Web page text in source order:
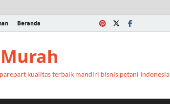
Beranda
kualitas terbaik mandiri bisnis petani Indonesia